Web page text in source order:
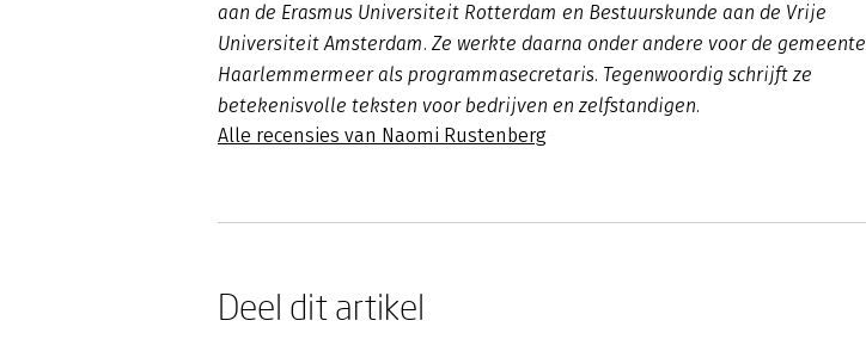
aan de Erasmus Universiteit Rotterdam en Bestuurskunde aan de Vrije
Universiteit Amsterdam. Ze werkte daarna onder andere voor de gemeente
Haarlemmermeer als programmasecretaris. Tegenwoordig schrijft ze
betekenisvolle teksten voor bedrijven en zelfstandigen.
Alle recensies van Naomi Rustenberg
Deel dit artikel